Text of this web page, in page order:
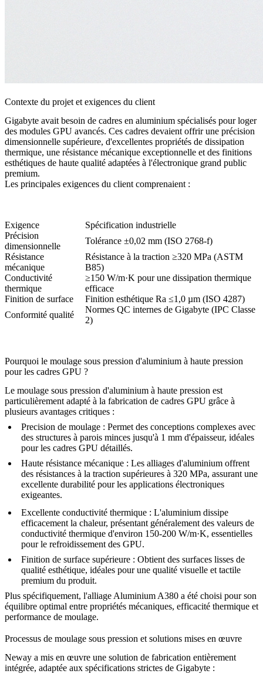
Contexte du projet et exigences du client
Gigabyte avait besoin de cadres en aluminium spécialisés pour loger
des modules GPU avancés. Ces cadres devaient offrir une précision
dimensionnelle supérieure, d'excellentes propriétés de dissipation
thermique, une résistance mécanique exceptionnelle et des finitions
esthétiques de haute qualité adaptées à l'électronique grand public
premium.
Les principales exigences du client comprenaient :
Exigence
Spécification industrielle
Précision
dimensionnelle
Tolérance ±0,02 mm (ISO 2768-f)
Résistance
mécanique
Résistance à la traction ≥320 MPa (ASTM
B85)
Conductivité
thermique
≥150 W/m·K pour une dissipation thermique
efficace
Finition de surface
Finition esthétique Ra ≤1,0 µm (ISO 4287)
Conformité qualité
Normes QC internes de Gigabyte (IPC Classe
2)
Pourquoi le moulage sous pression d'aluminium à haute pression
pour les cadres GPU ?
Le moulage sous pression d'aluminium à haute pression est
particulièrement adapté à la fabrication de cadres GPU grâce à
plusieurs avantages critiques :
Precision de moulage : Permet des conceptions complexes avec
des structures à parois minces jusqu'à 1 mm d'épaisseur, idéales
pour les cadres GPU détaillés.
Haute résistance mécanique : Les alliages d'aluminium offrent
des résistances à la traction supérieures à 320 MPa, assurant une
excellente durabilité pour les applications électroniques
exigeantes.
Excellente conductivité thermique : L'aluminium dissipe
efficacement la chaleur, présentant généralement des valeurs de
conductivité thermique d'environ 150-200 W/m·K, essentielles
pour le refroidissement des GPU.
Finition de surface supérieure : Obtient des surfaces lisses de
qualité esthétique, idéales pour une qualité visuelle et tactile
premium du produit.
Plus spécifiquement, l'alliage Aluminium A380 a été choisi pour son
équilibre optimal entre propriétés mécaniques, efficacité thermique et
performance de moulage.
Processus de moulage sous pression et solutions mises en œuvre
Neway a mis en œuvre une solution de fabrication entièrement
intégrée, adaptée aux spécifications strictes de Gigabyte :